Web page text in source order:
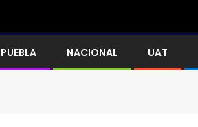
PUEBLA NACIONAL UAT